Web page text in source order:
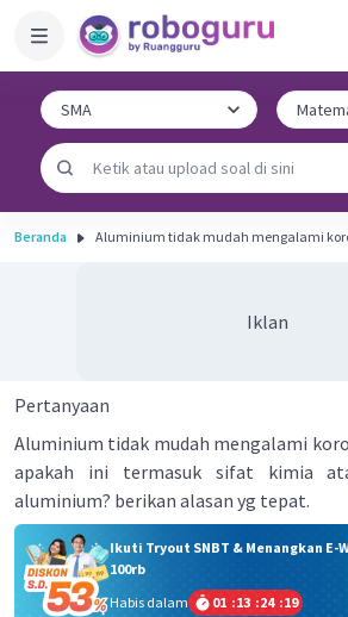
Beranda Aluminium tidak mudah mengalami
Iklan
Pertanyaan
Aluminium tidak mudah mengalami
apakah ini termasuk sifat kimia
aluminium? berikan alasan yg tepat.
Ikuti Tryout SNBT & Menangkan E-
100rb
Habis dalam
01 :13 :24 :19